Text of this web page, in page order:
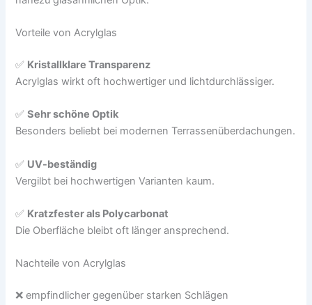
Vorteile von Acrylglas
✅ Kristallklare Transparenz
Acrylglas wirkt oft hochwertiger und lichtdurchlässiger.
✅Sehr schöne Optik
Besonders beliebt bei modernen Terrassenüberdachungen.
✅ UV-beständig
Vergilbt bei hochwertigen Varianten kaum.
✅ Kratzfester als Polycarbonat
Die Oberfläche bleibt oft länger ansprechend.
Nachteile von Acrylglas
❌ empfindlicher gegenüber starken Schlägen